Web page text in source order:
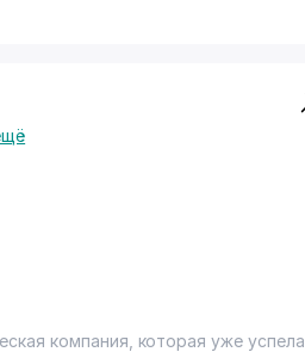
компания, которая уже успела